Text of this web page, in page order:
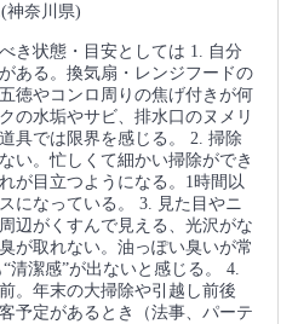
神奈川県)
き状態・目安としては 1. 自分
ある。換気扇・レンジフードの
徳やコンロ周りの焦げ付きが何
の水垢やサビ、排水口のヌメリ
具では限界を感じる。 2. 掃除
い。忙しくて細かい掃除ができ
が目立つようになる。1時間以
になっている。 3. 見た目やニ
辺がくすんで見える、光沢がな
が取れない。油っぽい臭いが常
清潔感”が出ないと感じる。 4.
。年末の大掃除や引越し前後
予定があるとき（法事、パーテ